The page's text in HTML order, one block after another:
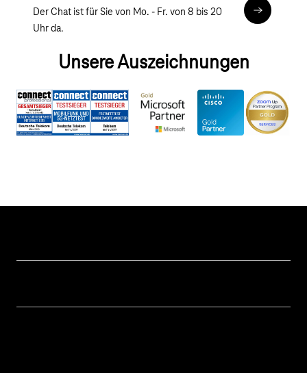
Der Chat ist für Sie von Mo. - Fr. von 8 bis 20
Uhr da.
Chat
Unsere Auszeichnungen